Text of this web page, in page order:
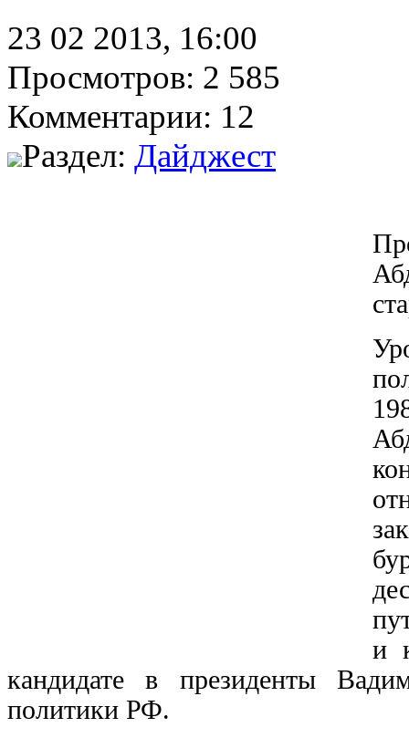
23 02 2013, 16:00
Просмотров: 2 585
Комментарии: 12
Раздел: Дайджест
и
кандидате в президенты
политики РФ.